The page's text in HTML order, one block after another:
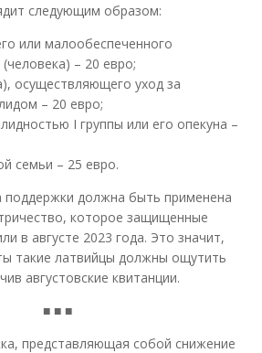
следующим образом:
или малообеспеченного
– 20 евро;
осуществляющего уход за
– 20 евро;
I группы или его опекуна –
семьи – 25 евро.
поддержки должна быть применена
которое защищенные
в августе 2023 года. Это значит,
такие латвийцы должны ощутить
августовские квитанции.
■ ■ ■
представляющая собой снижение